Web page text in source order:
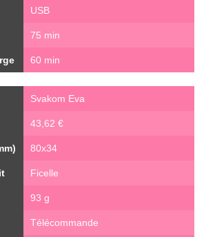
USB
75 min
60 min
Svakom Eva
43,62 €
80x34
Ficelle
93 g
Télécommande